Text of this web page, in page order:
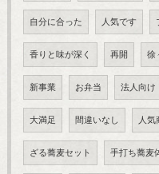
自分に合った 人気です
香りと味が深く 再開 徐
新事業 お弁当 法人向け
大満足 間違いなし 人気
ざる蕎麦セット 手打ち蕎麦